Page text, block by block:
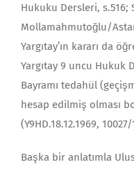
Hukuku Dersleri, s.516;
Mollamahmutoğlu/
Yargıtay’ın kararı da
Yargıtay 9 uncu Hukuk
Bayramı tedahül
hesap edilmiş olması
(Y9HD.18.12.1969,
Başka bir anlatımla